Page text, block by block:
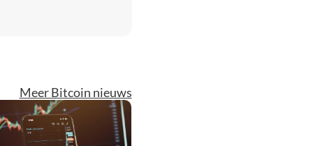
Meer Bitcoin nieuws